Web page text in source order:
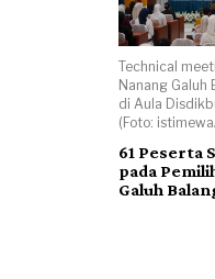
Technical
Nanang Galuh
di Aula
(Foto:
61 Peserta
pada
Galuh